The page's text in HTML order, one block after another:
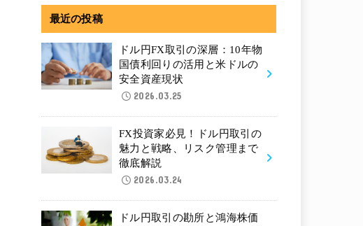
最近の投稿
ドル円FX取引の深層：10年物
国債利回りの活用と米ドルの
安全資産現状
2026.03.25
FX投資家必見！ドル円取引の
魅力と戦略、リスク管理まで
徹底解説
2026.03.24
ドル円取引の勘所と鴻海株価